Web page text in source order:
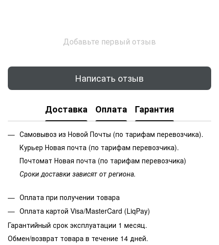
Добавьте первый отзыв
Написать отзыв
Доставка Оплата Гарантия
Самовывоз из Новой Почты (по тарифам перевозчика).
Курьер Новая почта (по тарифам перевозчика).
Почтомат Новая почта (по тарифам перевозчика)
Сроки доставки зависят от региона.
Оплата при получении товара
Оплата картой Visa/MasterCard (LiqPay)
Гарантийный срок эксплуатации 1 месяц.
Обмен/возврат товара в течение 14 дней.